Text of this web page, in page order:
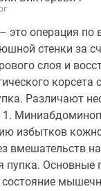
это операция по
стенки за
слоя и
Различают
1.
избытков
вмешательств
Основные